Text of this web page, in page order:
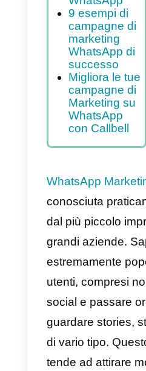
Che cos’è
marketing
WhatsApp
Vantaggi
marketing
WhatsApp
9 esempi
marketing
Migliora
WhatsApp
con
WhatsApp
conosciuta
dal più